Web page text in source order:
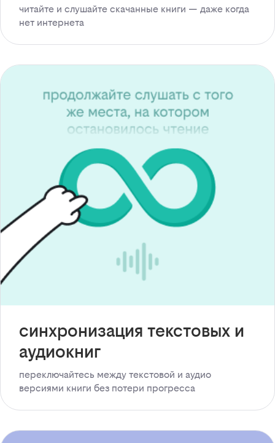
читайте и слушайте скачанные книги — даже когда
нет интернета
синхронизация текстовых и
аудиокниг
переключайтесь между текстовой и аудио
версиями книги без потери прогресса